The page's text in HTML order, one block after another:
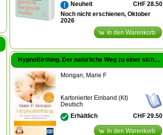
Neuheit
CHF 28.50
Noch nicht erschienen, Oktober
2026
In den Warenkorb
HypnoBirthing. Der natürliche Weg zu einer sicheren, sanften und leichten Geburt. Das Original von Marie F. Mongan - 9. Auflage des Geburtshilfe-Klassikers
Mongan, Marie F
Kartonierter Einband (Kt)
Deutsch
Erhältlich
CHF 29.50
In den Warenkorb